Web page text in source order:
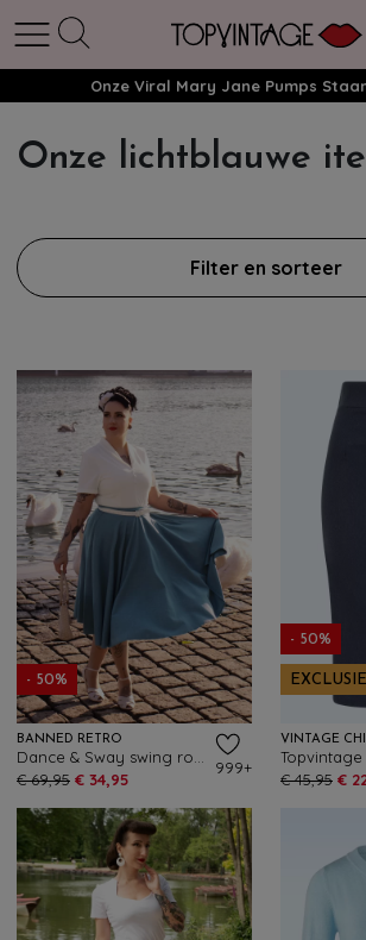
Onze Viral Mary Jane Pumps
Onze lichtblauwe
Filter en sorteer
- 50%
BANNED RETRO
€ 69,95 € 34,95
999+
- 50%
€ 45,95 €